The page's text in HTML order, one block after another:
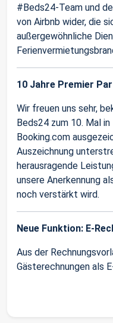
#Beds24-Team und
von Airbnb wider, die
außergewöhnliche
10 Jahre Premier
Wir freuen uns sehr,
Beds24 zum 10. Mal
Booking.com
Auszeichnung
herausragende
unsere Anerkennung
noch verstärkt wird.
Neue Funktion: E-
Aus der
Gästerechnungen als